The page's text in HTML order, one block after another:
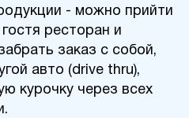
- можно прийти
ресторан и
заказ с собой,
авто (drive thru),
курочку через всех